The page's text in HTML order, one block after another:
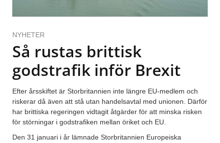
NYHETER
Så rustas brittisk
godstrafik inför Brexit
Efter årsskiftet är Storbritannien inte längre EU-medlem och
riskerar då även att stå utan handelsavtal med unionen. Därför
har brittiska regeringen vidtagit åtgärder för att minska risken
för störningar i godstrafiken mellan öriket och EU.
Den 31 januari i år lämnade Storbritannien Europeiska